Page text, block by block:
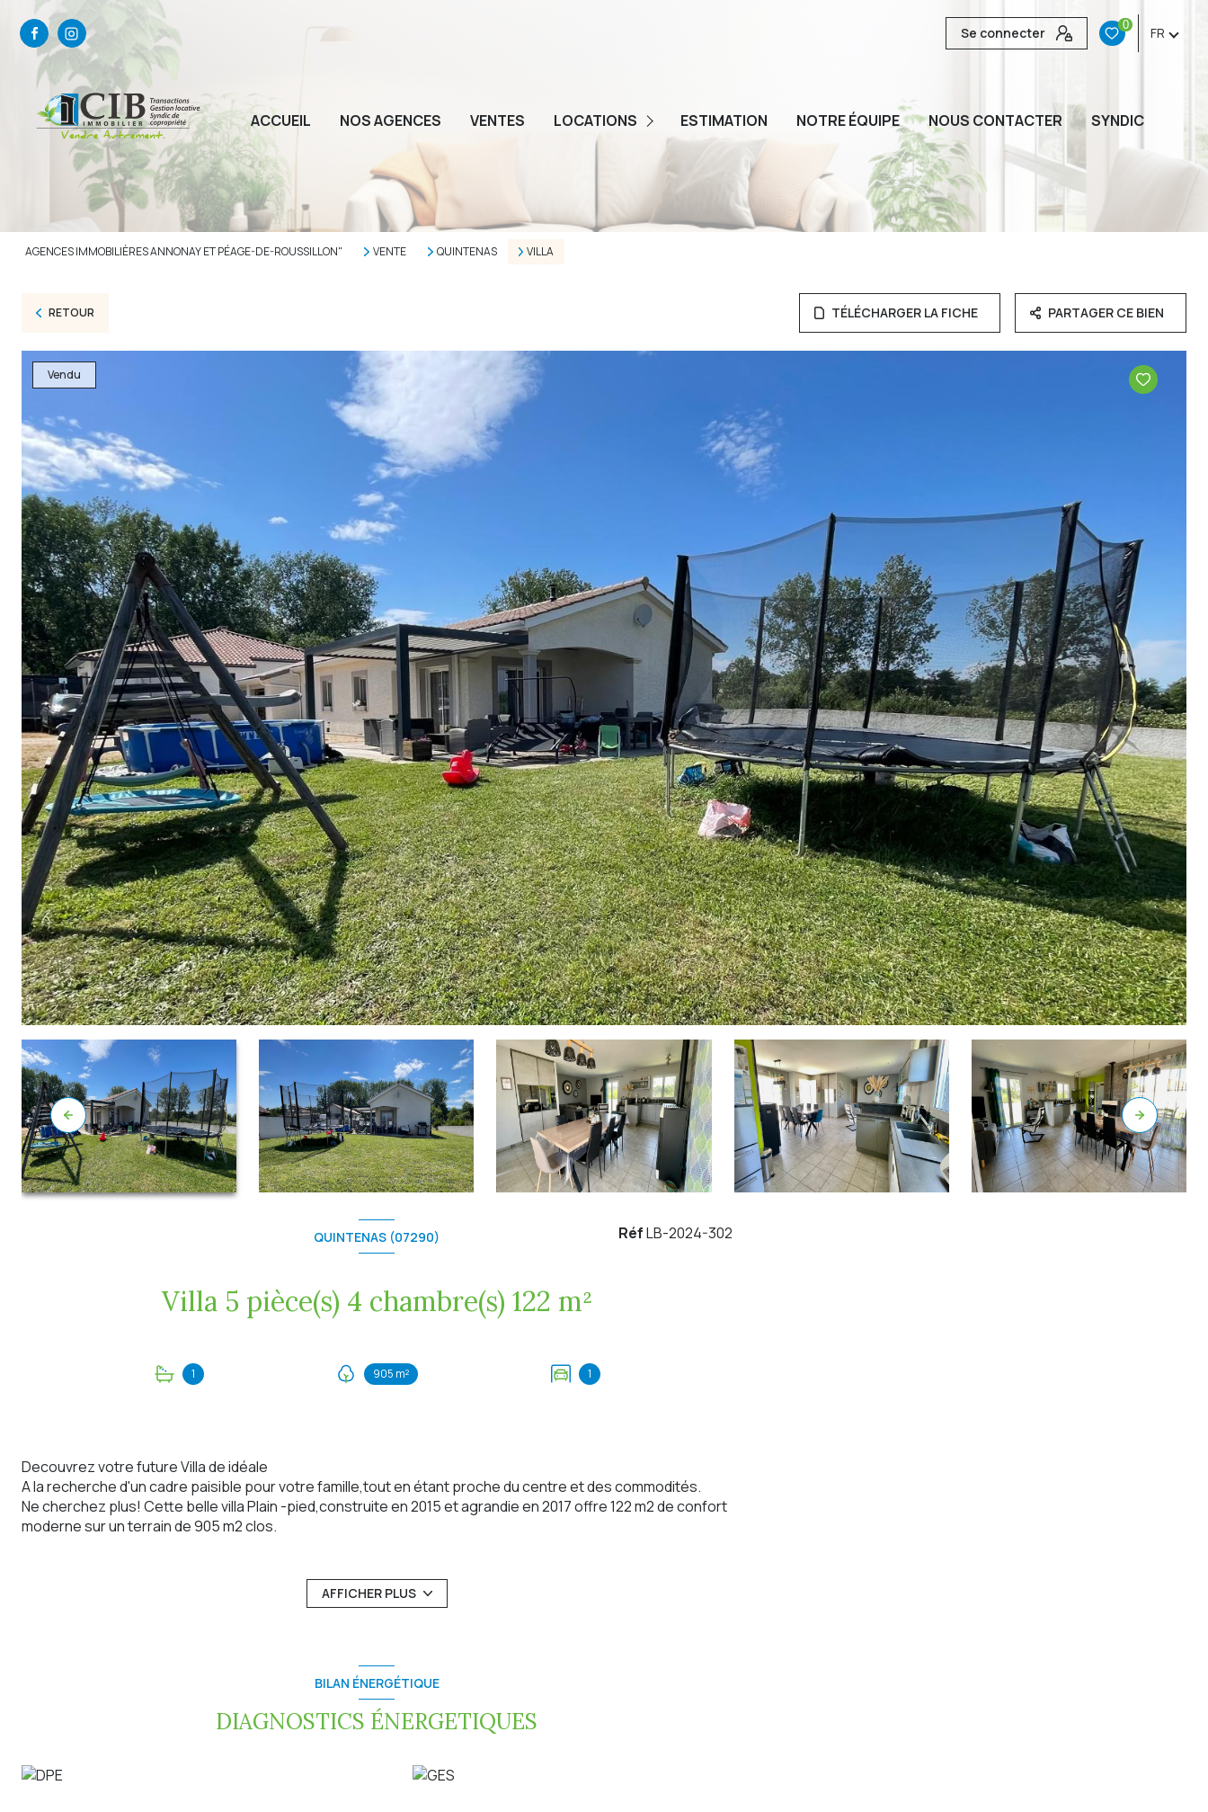
Se connecter 0 FR
ACCUEIL NOS AGENCES VENTES LOCATIONS
GESTION
ESTIMATION NOTRE ÉQUIPE NOUS CONTACTER SYNDIC
AGENCES IMMOBILIÈRES ANNONAY ET PÉAGE-DE-ROUSSILLON" VENTE QUINTENAS VILLA
RETOUR TÉLÉCHARGER LA FICHE PARTAGER CE BIEN
Vendu
QUINTENAS (07290)
Villa 5 pièce(s) 4 chambre(s) 122 m²
1 905 m² 1
RéfLB-2024-302
Decouvrez votre future Villa de idéale
A la recherche d'un cadre paisible pour votre famille,tout en étant proche du centre et des commodités.
Ne cherchez plus! Cette belle villa Plain -pied,construite en 2015 et agrandie en 2017 offre 122 m2 de confort
moderne sur un terrain de 905 m2 clos.
La maison comprend 4 chambres parfaite pour une grande famille.
La salle de bain est équipée d'une douche et d'une baignoire, offrant à chacun le choix de se détendre à sa
mémorables.Vous pourrez profiter de ce havre de paix, tout en étant proche du charmant village de
Coté confort, la villa dispose d'un poele à granulés et d'un chauffe-eau thermodynamique, alliant économie
Ne manquez pas cette opportunité.
Contactez nous dès à présent pour organiser une visite !!!
AFFICHER PLUS
BILAN ÉNERGÉTIQUE
DIAGNOSTICS ÉNERGETIQUES